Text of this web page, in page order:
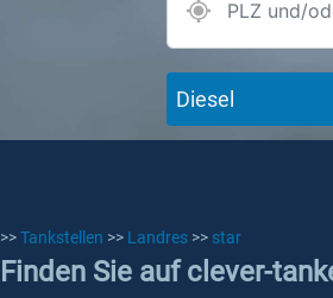
Diesel
>>Tankstellen >> Landres >> star
Finden Sie auf clever-